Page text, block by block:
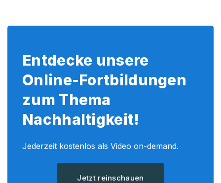
Entdecke unsere
Online-Fortbildungen
zum Thema
Nachhaltigkeit!
Jederzeit kostenlos als Video on-demand.
Jetzt reinschauen